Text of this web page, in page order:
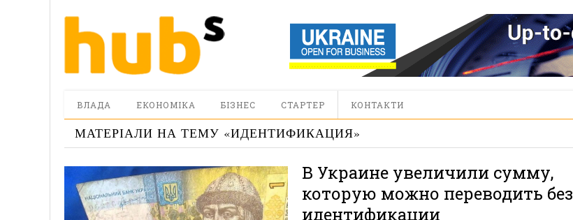
ВЛАДА ЕКОНОМІКА БІЗНЕС СТАРТЕР КОНТАКТИ
МАТЕРІАЛИ НА ТЕМУ «ИДЕНТИФИКАЦИЯ»
В Украине увеличили сумму,
которую можно переводить без
идентификации